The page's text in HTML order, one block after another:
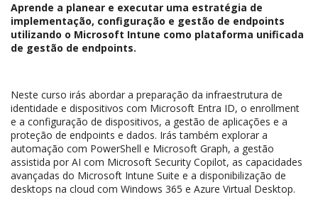
Aprende a planear e executar uma estratégia de
implementação, configuração e gestão de endpoints
utilizando o Microsoft Intune como plataforma unificada
de gestão de endpoints.
Neste curso irás abordar a preparação da infraestrutura de
identidade e dispositivos com Microsoft Entra ID, o enrollment
e a configuração de dispositivos, a gestão de aplicações e a
proteção de endpoints e dados. Irás também explorar a
automação com PowerShell e Microsoft Graph, a gestão
assistida por AI com Microsoft Security Copilot, as capacidades
avançadas do Microsoft Intune Suite e a disponibilização de
desktops na cloud com Windows 365 e Azure Virtual Desktop.